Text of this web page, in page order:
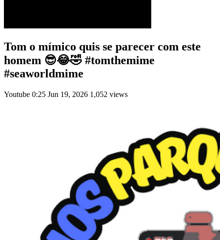
Tom o mímico quis se parecer com este
homem 😎😂🤣 #tomthemime
#seaworldmime
Youtube 0:25 Jun 19, 2026 1,052 views